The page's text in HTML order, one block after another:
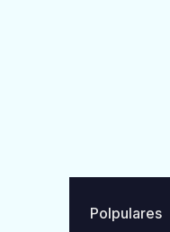
Polpulares